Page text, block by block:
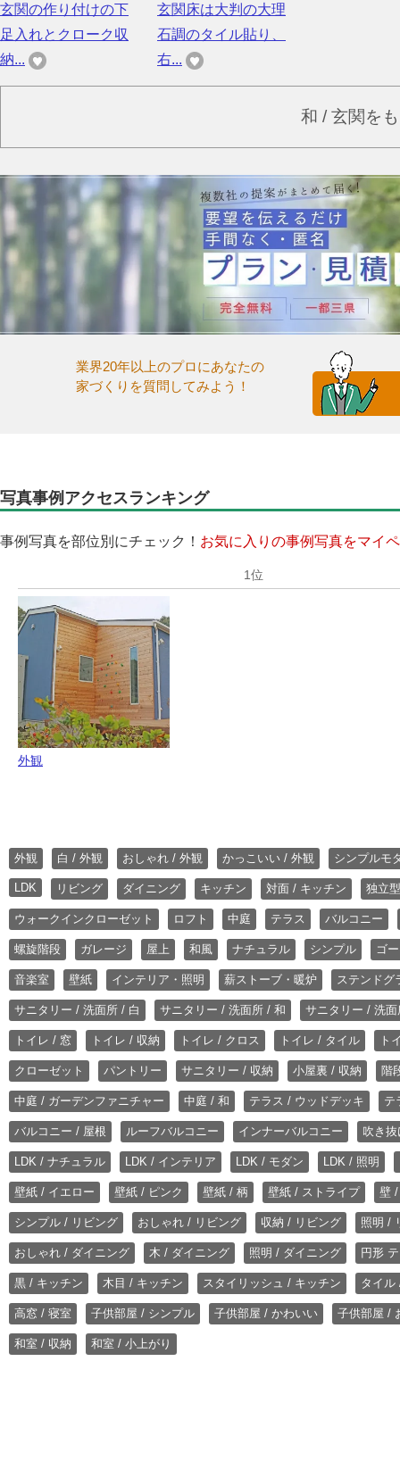
玄関の作り付けの下
足入れとクローク収
納...
玄関床は大判の大理
石調のタイル貼り、
右...
和 / 玄関を
業界20年以上のプロにあなたの
家づくりを質問してみよう！
写真事例アクセスランキング
事例写真を部位別にチェック！ お気に入りの事例写真をマイ
外観
外観 白 / 外観 おしゃれ / 外観 かっこいい / 外観 シンプルモ
LDK リビング ダイニング キッチン 対面 / キッチン 独立
ウォークインクローゼット ロフト 中庭 テラス バルコニー
螺旋階段 ガレージ 屋上 和風 ナチュラル シンプル ゴ
音楽室 壁紙 インテリア・照明 薪ストーブ・暖炉 ステンドグ
サニタリー / 洗面所 / 白 サニタリー / 洗面所 / 和 サニタリー / 洗
トイレ / 窓 トイレ / 収納 トイレ / クロス トイレ / タイル ト
クローゼット パントリー サニタリー / 収納 小屋裏 / 収納 階
中庭 / ガーデンファニチャー 中庭 / 和 テラス / ウッドデッキ テ
バルコニー / 屋根 ルーフバルコニー インナーバルコニー 吹き
LDK / ナチュラル LDK / インテリア LDK / モダン LDK / 照明
壁紙 / イエロー 壁紙 / ピンク 壁紙 / 柄 壁紙 / ストライプ 壁
シンプル / リビング おしゃれ / リビング 収納 / リビング 照明 /
おしゃれ / ダイニング 木 / ダイニング 照明 / ダイニング 円形
黒 / キッチン 木目 / キッチン スタイリッシュ / キッチン タイル
高窓 / 寝室 子供部屋 / シンプル 子供部屋 / かわいい 子供部屋 /
和室 / 収納 和室 / 小上がり